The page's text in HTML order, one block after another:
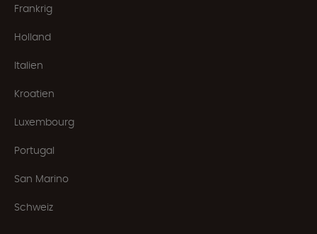
Frankrig
Holland
Italien
Kroatien
Luxembourg
Portugal
San Marino
Schweiz